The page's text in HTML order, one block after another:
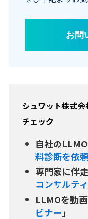
お問
シュワット株式会
チェック
自社の
料診断を依
専門家に伴
コンサルテ
LLMOを動
ビナー 」